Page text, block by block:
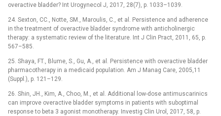
overactive bladder? Int Urogynecol J, 2017, 28(7), p. 1033–1039.
24. Sexton, CC., Notte, SM., Maroulis, C., et al. Persistence and adherence
in the treatment of overactive bladder syndrome with anticholinergic
therapy: a systematic review of the literature. Int J Clin Pract, 2011, 65, p.
567–585.
25. Shaya, FT., Blume, S., Gu, A., et al. Persistence with overactive bladder
pharmacotherapy in a medicaid population. Am J Manag Care, 2005,11
(Suppl.), p. 121–129.
26. Shin, JH., Kim, A., Choo, M., et al. Additional low-dose antimuscarinics
can improve overactive bladder symptoms in patients with suboptimal
response to beta 3 agonist monotherapy. Investig Clin Urol, 2017, 58, p.